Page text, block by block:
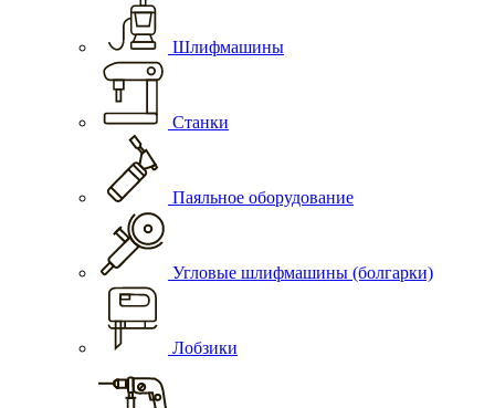
Шлифмашины
Станки
Паяльное оборудование
Угловые шлифмашины (болгарки)
Лобзики